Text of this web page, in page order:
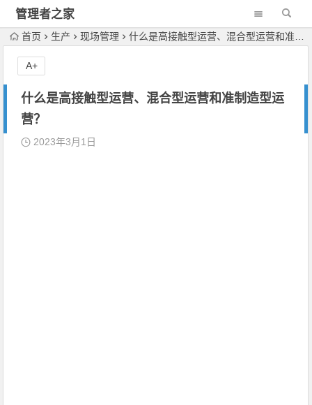
管理者之家
首页 生产 现场管理 什么是高接触型运营、混合型运营和准制造型运营？
什么是高接触型运营、混合型运营和准制造型运
营？
2023年3月1日
A+